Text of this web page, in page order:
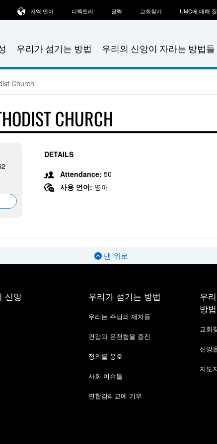
우리가 섬기는 방법 우리의 신앙이 자라는 방법들
지역 언어 디렉토리 달력 교회찾기 UMC에 대해
Church
CHURCH
DETAILS
Attendance: 50
사용 언어: 영어
맨 위로
신앙 우리가 섬기는 방법
우리는 주님의 제자들
건강과 온전함을 증진
정의를 옹호
사회 이슈들
연합감리교에 기부
우
방
교회
신앙
지도